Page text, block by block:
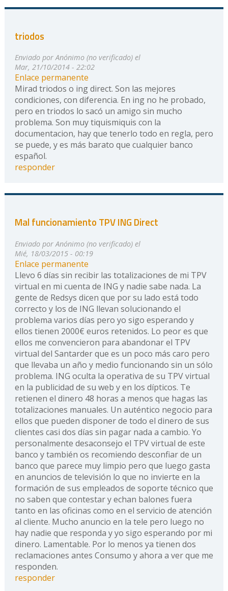
triodos
Enviado porAnónimo (no verificado)el
Mar, 21/10/2014 - 22:02
Enlace permanente
Mirad triodos o ing direct. Son las mejores
condiciones, con diferencia. En ing no he probado,
pero en triodos lo sacó un amigo sin mucho
problema. Son muy tiquismiquis con la
documentacion, hay que tenerlo todo en regla, pero
se puede, y es más barato que cualquier banco
español.
responder
Mal funcionamiento TPV ING Direct
Enviado por Anónimo (no verificado)el
Mié, 18/03/2015 - 00:19
Enlace permanente
Llevo 6 días sin recibir las totalizaciones de mi TPV
virtual en mi cuenta de ING y nadie sabe nada. La
gente de Redsys dicen que por su lado está todo
correcto y los de ING llevan solucionando el
problema varios días pero yo sigo esperando y
ellos tienen 2000€ euros retenidos. Lo peor es que
ellos me convencieron para abandonar el TPV
virtual del Santarder que es un poco más caro pero
que llevaba un año y medio funcionando sin un sólo
problema. ING oculta la operativa de su TPV virtual
en la publicidad de su web y en los dípticos. Te
retienen el dinero 48 horas a menos que hagas las
totalizaciones manuales. Un auténtico negocio para
ellos que pueden disponer de todo el dinero de sus
clientes casi dos días sin pagar nada a cambio. Yo
personalmente desaconsejo el TPV virtual de este
banco y también os recomiendo desconfiar de un
banco que parece muy limpio pero que luego gasta
en anuncios de televisión lo que no invierte en la
formación de sus empleados de soporte técnico que
no saben que contestar y echan balones fuera
tanto en las oficinas como en el servicio de atención
al cliente. Mucho anuncio en la tele pero luego no
hay nadie que responda y yo sigo esperando por mi
dinero. Lamentable. Por lo menos ya tienen dos
reclamaciones antes Consumo y ahora a ver que me
responden.
responder